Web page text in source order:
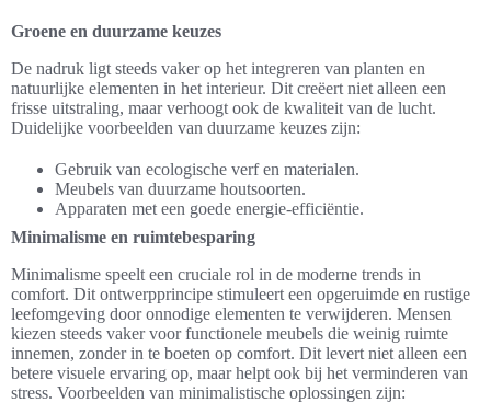
Groene en duurzame keuzes
De nadruk ligt steeds vaker op het integreren van planten en
natuurlijke elementen in het interieur. Dit creëert niet alleen een
frisse uitstraling, maar verhoogt ook de kwaliteit van de lucht.
Duidelijke voorbeelden van duurzame keuzes zijn:
Gebruik van ecologische verf en materialen.
Meubels van duurzame houtsoorten.
Apparaten met een goede energie-efficiëntie.
Minimalisme en ruimtebesparing
Minimalisme speelt een cruciale rol in de moderne trends in
comfort. Dit ontwerpprincipe stimuleert een opgeruimde en rustige
leefomgeving door onnodige elementen te verwijderen. Mensen
kiezen steeds vaker voor functionele meubels die weinig ruimte
innemen, zonder in te boeten op comfort. Dit levert niet alleen een
betere visuele ervaring op, maar helpt ook bij het verminderen van
stress. Voorbeelden van minimalistische oplossingen zijn: